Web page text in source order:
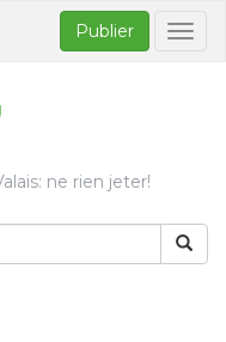
Publier
ne rien jeter!